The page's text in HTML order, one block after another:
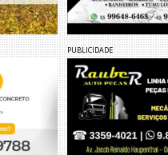
PUBLICIDADE